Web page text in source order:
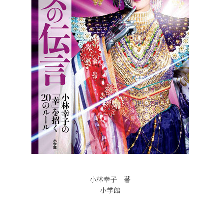
小林幸子 著
小学館